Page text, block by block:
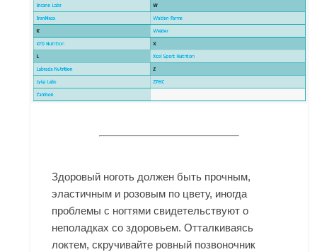
Здоровый ноготь должен быть прочным,
эластичным и розовым по цвету, иногда
проблемы с ногтями свидетельствуют о
неполадках со здоровьем. Отталкиваясь
локтем, скручивайте ровный позвоночник